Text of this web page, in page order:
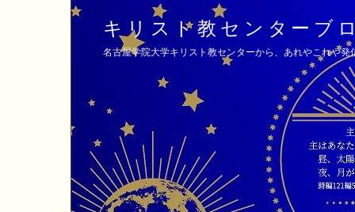
キリスト教センターブ
名古屋学院大学キリスト教センターから、あれやこれや発